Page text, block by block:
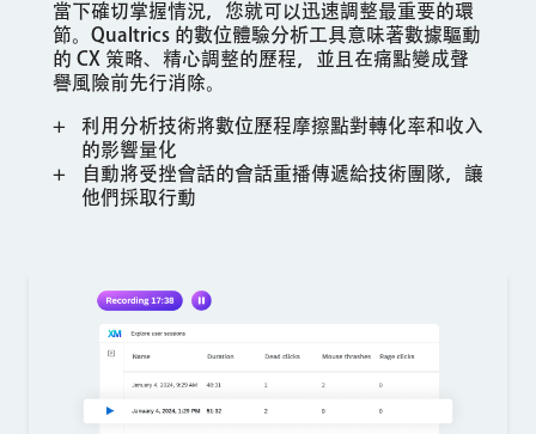
當下確切掌握情況，您就可以迅速調整最重要的環
節。Qualtrics 的數位體驗分析工具意味著數據驅動
的 CX 策略、精心調整的歷程，並且在痛點變成聲
譽風險前先行消除。
利用分析技術將數位歷程摩擦點對轉化率和收入
的影響量化
自動將受挫會話的會話重播傳遞給技術團隊，讓
他們採取行動